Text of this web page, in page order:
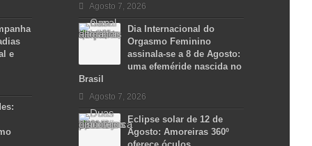
e
Agosto 7, 2026
Dia Internacional do
Orgasmo Feminino
assinala-se a 8 de Agosto:
uma efeméride nascida no
Brasil
Agosto 7, 2026
Eclipse solar de 12 de
Agosto: Amoreiras 360º